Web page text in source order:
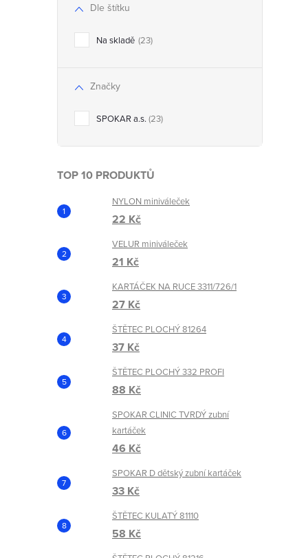
Dle štítku
Na skladě 23
Značky
SPOKAR a.s. 23
TOP 10 PRODUKTŮ
NYLON miniváleček
22 Kč
VELUR miniváleček
21 Kč
KARTÁČEK NA RUCE 3311/726/1
27 Kč
ŠTĚTEC PLOCHÝ 81264
37 Kč
ŠTĚTEC PLOCHÝ 332 PROFI
88 Kč
SPOKAR CLINIC TVRDÝ zubní
kartáček
46 Kč
SPOKAR D dětský zubní kartáček
33 Kč
ŠTĚTEC KULATÝ 81110
58 Kč